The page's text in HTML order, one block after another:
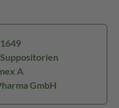
A
GmbH